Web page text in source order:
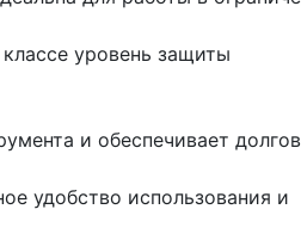
уровень защиты
и обеспечивает
удобство использования и